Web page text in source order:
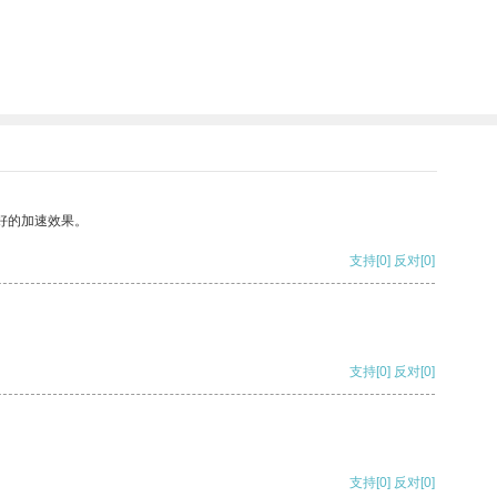
加速效果。
支持[0] 反对[0]
支持[0] 反对[0]
支持[0] 反对[0]